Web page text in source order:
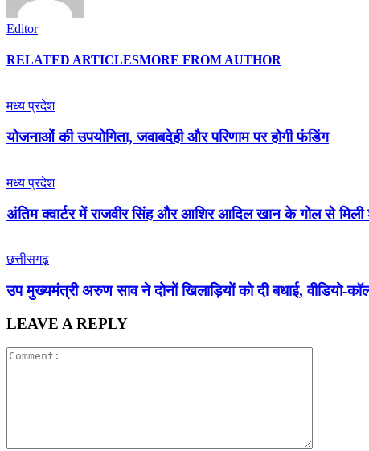
Editor
RELATED ARTICLESMORE FROM AUTHOR
मध्य प्रदेश
योजनाओं की उपयोगिता, जवाबदेही और परिणाम पर होगी फंडिंग
मध्य प्रदेश
अंतिम क्वार्टर में राजवीर सिंह और आशिर आदिल खान के गोल से मिली
छत्तीसगढ़
उप मुख्यमंत्री अरुण साव ने दोनों खिलाड़ियों को दी बधाई, वीडियो-
LEAVE A REPLY